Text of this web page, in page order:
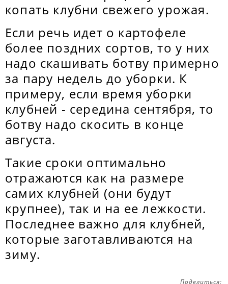
копать клубни свежего урожая.
Если речь идет о картофеле
более поздних сортов, то у них
надо скашивать ботву примерно
за пару недель до уборки. К
примеру, если время уборки
клубней - середина сентября, то
ботву надо скосить в конце
августа.
Такие сроки оптимально
отражаются как на размере
самих клубней (они будут
крупнее), так и на ее лежкости.
Последнее важно для клубней,
которые заготавливаются на
зиму.
Поделиться: